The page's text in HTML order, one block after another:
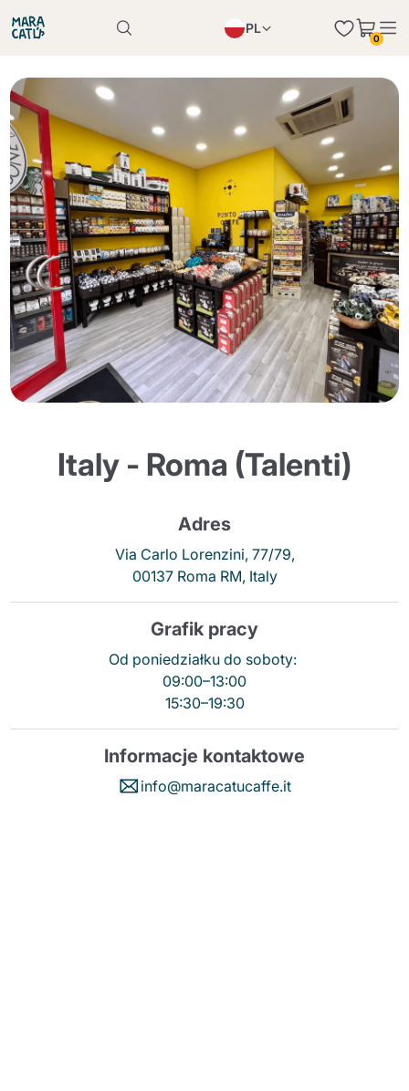
PL
DE
0
Italy - Roma (Talenti)
Adres
Via Carlo Lorenzini, 77/79,
00137 Roma RM, Italy
Grafik pracy
Od poniedziałku do soboty:
09:00–13:00
15:30–19:30
Informacje kontaktowe
info@maracatucaffe.it
Produkt został poprawnie dodany do koszyka
Kontynuuj zakupy
Kontynuuj zakupy
Dodaj minimalną dozwoloną ilość
Kontynuuj zakupy
Wyślij